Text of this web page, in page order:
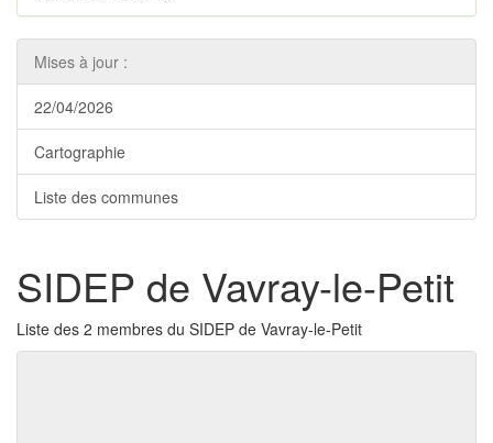
Mises à jour :
22/04/2026
Cartographie
Liste des communes
SIDEP de Vavray-le-Petit
Liste des 2 membres du SIDEP de Vavray-le-Petit